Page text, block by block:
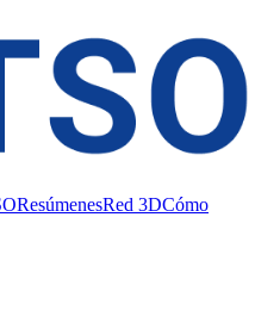
ResúmenesRed 3DCómo